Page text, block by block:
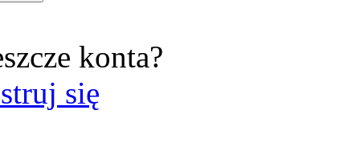
konta?
się